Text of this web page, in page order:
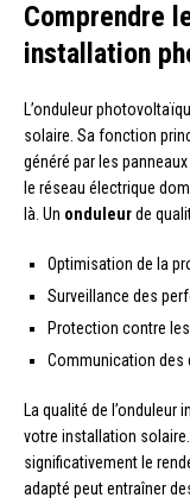
Comprendre
installation
L’onduleur
solaire. Sa fonction
généré par les
le réseau électrique
là. Un onduleurde
Optimisation de la
Surveillance des
Protection contre
Communication des
La qualité de l’onduleur
votre installation
significativement le
adapté peut entraîner